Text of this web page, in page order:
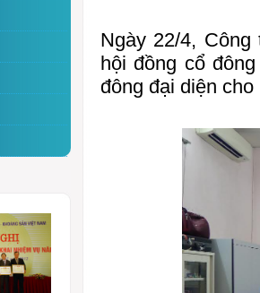
Ngày 22/4,
hội đồng cổ
đông đại diện